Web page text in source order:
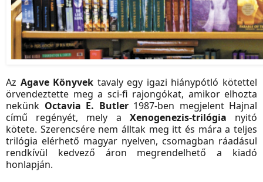
Az Agave Könyvek tavaly egy igazi hiánypótló kötettel
örvendeztette meg a sci-fi rajongókat, amikor elhozta
nekünk Octavia E. Butler1987-ben megjelent Hajnal
című regényét, mely a Xenogenezis-trilógia nyitó
kötete. Szerencsére nem álltak meg itt és mára a teljes
trilógia elérhető magyar nyelven, csomagban ráadásul
rendkívül kedvező áron megrendelhető a kiadó
honlapján.